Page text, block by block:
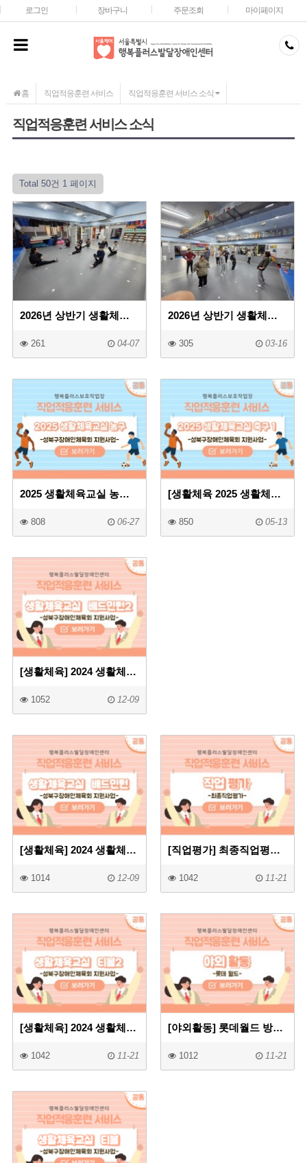
메인콘텐츠 바로가기
로그인 장바구니 주문조회 마이페이지
홈 직업적응훈련 서비스 직업적응훈련 서비스 소식
직업적응훈련 서비스 소식
Total 50건 1 페이지
2026년 상반기 생활체육교실(태권도)2
261 04-07
2026년 상반기 생활체육교실(태권도)
305 03-16
2025 생활체육교실 농구
808 06-27
[생활체육 2025 생활체육교실 축구
850 05-13
[생활체육] 2024 생활체육교실 배드민턴프로그램2
1052 12-09
[생활체육] 2024 생활체육교실 배드민턴프로그램
1014 12-09
[직업평가] 최종직업평가
1042 11-21
[생활체육] 2024 생활체육교실 티볼프로그램2
1042 11-21
[야외활동] 롯데월드 방문
1012 11-21